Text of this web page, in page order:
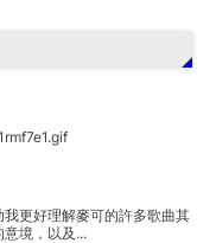
更好理解麥可的許多歌曲其
境，以及...